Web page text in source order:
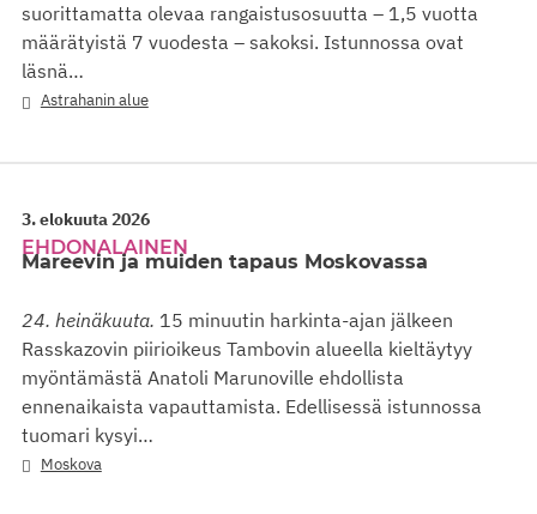
suorittamatta olevaa rangaistusosuutta – 1,5 vuotta
määrätyistä 7 vuodesta – sakoksi. Istunnossa ovat
läsnä…
Astrahanin alue
3. elokuuta 2026
EHDONALAINEN
Mareevin ja muiden tapaus Moskovassa
24. heinäkuuta. 15 minuutin harkinta-ajan jälkeen
Rasskazovin piirioikeus Tambovin alueella kieltäytyy
myöntämästä Anatoli Marunoville ehdollista
ennenaikaista vapauttamista. Edellisessä istunnossa
tuomari kysyi…
Moskova